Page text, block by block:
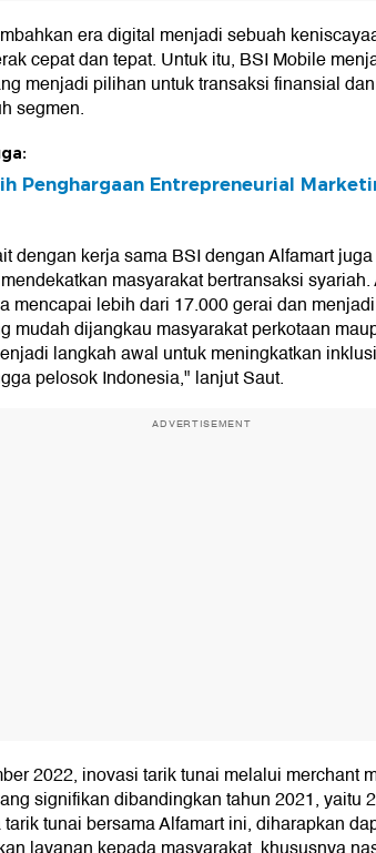
era digital menjadi sebuah
cepat dan tepat. Untuk itu, BSI Mobile
menjadi pilihan untuk transaksi finansial
segmen.
Penghargaan Entrepreneurial
dengan kerja sama BSI dengan Alfamart
masyarakat bertransaksi
mencapai lebih dari 17.000 gerai dan
mudah dijangkau masyarakat perkotaan
langkah awal untuk meningkatkan
pelosok Indonesia," lanjut Saut.
ADVERTISEMENT
2022, inovasi tarik tunai melalui merchant
signifikan dibandingkan tahun 2021, yaitu
tunai bersama Alfamart ini, diharapkan